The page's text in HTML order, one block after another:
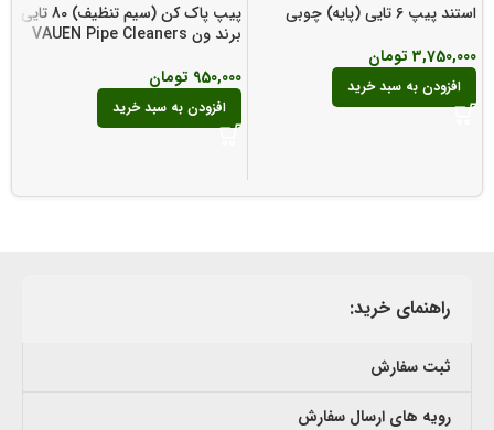
استند پیپ 6 تایی (پایه) چوبی
3,750,000 تومان
افزودن به سبد خرید
پیپ پاک کن (سیم تنظیف) 80 تایی
برند ون VAUEN Pipe Cleaners
950,000 تومان
افزودن به سبد خرید
راهنمای خرید:
ثبت سفارش
رویه های ارسال سفارش